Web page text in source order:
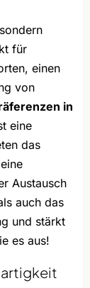
für
einen
von
in
eine
das
Austausch
auch das
und stärkt
es aus!